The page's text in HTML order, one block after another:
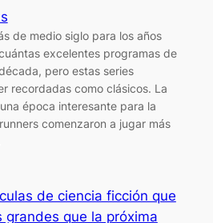
de medio siglo para los años
excelentes programas de
pero estas series
recordadas como clásicos. La
época interesante para la
comenzaron a jugar más